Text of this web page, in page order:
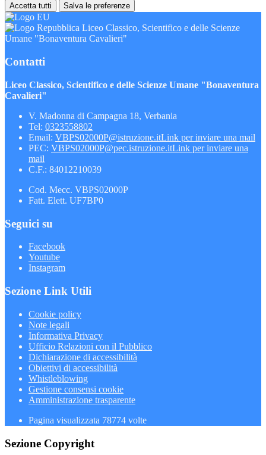
Accetta tutti Salva le preferenze
Liceo Classico, Scientifico e delle Scienze
Umane "Bonaventura Cavalieri"
Contatti
Liceo Classico, Scientifico e delle Scienze Umane "Bonaventura
Cavalieri"
V. Madonna di Campagna 18, Verbania
Tel: 0323558802
Email: VBPS02000P@istruzione.itLink per inviare una mail
PEC: VBPS02000P@pec.istruzione.itLink per inviare una
mail
C.F.: 84012210039
Cod. Mecc. VBPS02000P
Fatt. Elett. UF7BP0
Seguici su
Facebook
Youtube
Instagram
Sezione Link Utili
Cookie policy
Note legali
Informativa Privacy
Ufficio Relazioni con il Pubblico
Dichiarazione di accessibilità
Obiettivi di accessibilità
Whistleblowing
Gestione consensi cookie
Amministrazione trasparente
Pagina visualizzata 78774 volte
Sezione Copyright